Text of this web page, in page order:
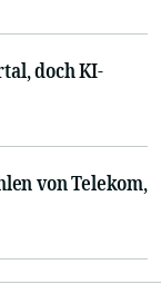
doch KI-
von Telekom,